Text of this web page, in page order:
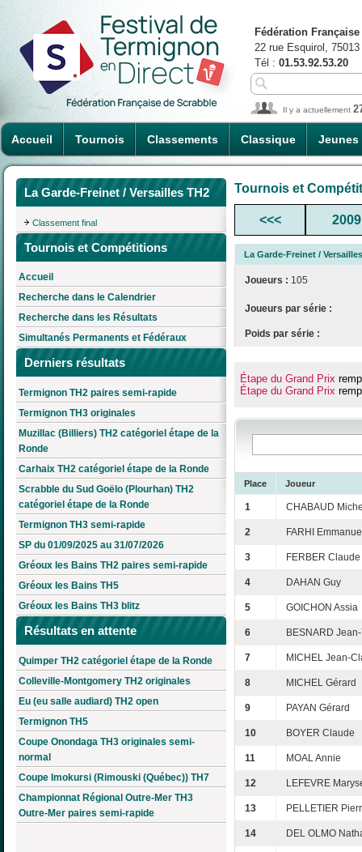
Accueil Tournois Classements Classique Jeunes
Fédération
22 rue Esquirol,
Tél : 01.53.92.53.20
Il y a actuellement
La Garde-Freinet / Versailles TH2
Classement final
Tournois et Compétitions
Accueil
Recherche dans le Calendrier
Recherche dans les Résultats
Simultanés Permanents et Fédéraux
Derniers résultats
Termignon TH2 paires semi-rapide
Termignon TH3 originales
Muzillac (Billiers) TH2 catégoriel étape de la
Ronde
Carhaix TH2 catégoriel étape de la Ronde
Scrabble du Sud Goëlo (Plourhan) TH2
catégoriel étape de la Ronde
Termignon TH3 semi-rapide
SP du 01/09/2025 au 31/07/2026
Gréoux les Bains TH2 paires semi-rapide
Gréoux les Bains TH5
Gréoux les Bains TH3 blitz
Résultats en attente
Quimper TH2 catégoriel étape de la Ronde
Colleville-Montgomery TH2 originales
Eu (eu salle audiard) TH2 open
Termignon TH5
Coupe Onondaga TH3 originales semi-
normal
Coupe Imokursi (Rimouski (Québec)) TH7
Championnat Régional Outre-Mer TH3
Outre-Mer paires semi-rapide
Tournois et
<<< 2009
La Garde-Freinet /
Joueurs : 105
Joueurs par série :
Poids par série :
Étape du Grand Prix
Étape du Grand Prix
Place Joueur
1 CHABAUD
2 FARHI
3 FERBER Claude
4 DAHAN Guy
5 GOICHON Assia
6 BESNARD
7 MICHEL Jean-
8 MICHEL Gérard
9 PAYAN Gérard
10 BOYER Claude
11 MOAL Annie
12 LEFEVRE
13 PELLETIER
14 DEL OLMO